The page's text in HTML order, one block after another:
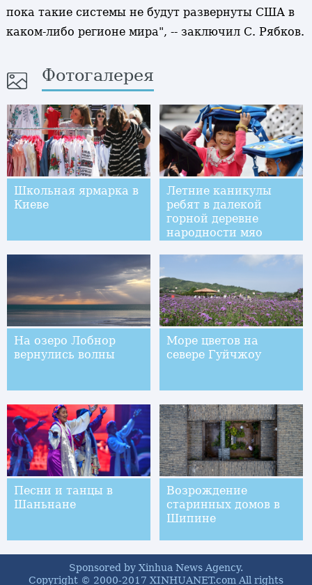
пока такие системы не будут развернуты США в
каком-либо регионе мира", -- заключил С. Рябков.
Фотогалерея
Школьная ярмарка в
Киеве
Летние каникулы
ребят в далекой
горной деревне
народности мяо
На озеро Лобнор
вернулись волны
Море цветов на
севере Гуйчжоу
Песни и танцы в
Шаньнане
Возрождение
старинных домов в
Шипине
Sponsored by Xinhua News Agency.
Copyright © 2000-2017 XINHUANET.com All rights